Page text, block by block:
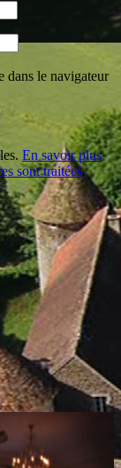
dans le navigateur
En savoir plus
sont traitées.